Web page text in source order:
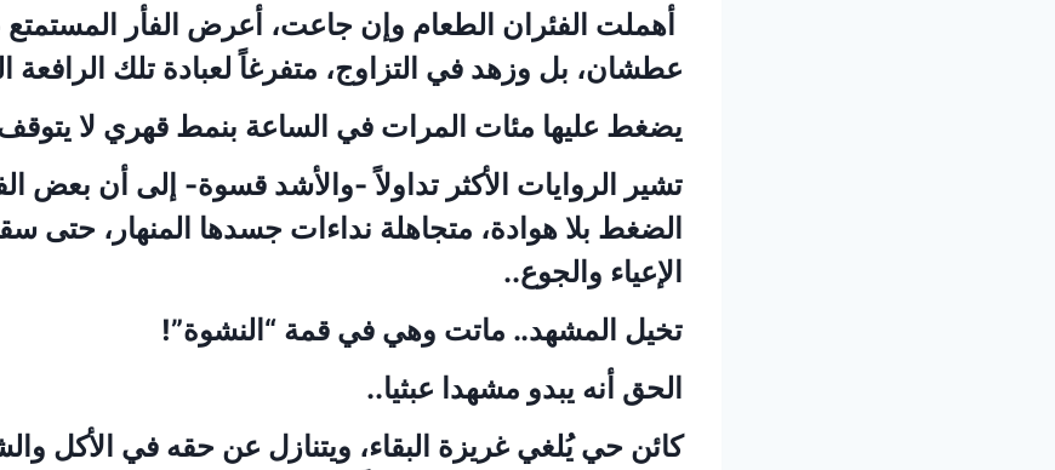
أهملت الفئران الطعام وإن جاعت، أعرض الفأر المستمتع
عطشان، بل وزهد في التزاوج، متفرغاً لعبادة تلك الرافعة
يضغط عليها مئات المرات في الساعة بنمط قهري لا
تشير الروايات الأكثر تداولاً -والأشد قسوة- إلى أن بعض
الضغط بلا هوادة، متجاهلة نداءات جسدها المنهار،
الإعياء والجوع..
تخيل المشهد.. ماتت وهي في قمة “النشوة”!
الحق أنه يبدو مشهدا عبثيا..
كائن حي يُلغي غريزة البقاء، ويتنازل عن حقه في الأكل